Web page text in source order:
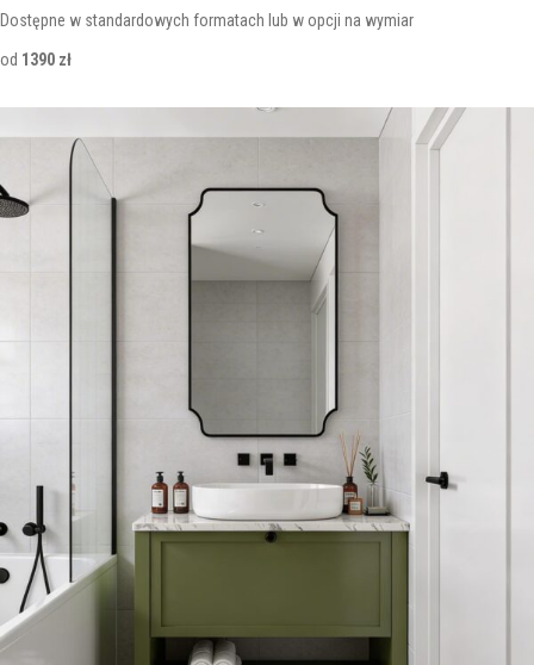
Dostępne w standardowych formatach lub w opcji na wymiar
od 1390 zł